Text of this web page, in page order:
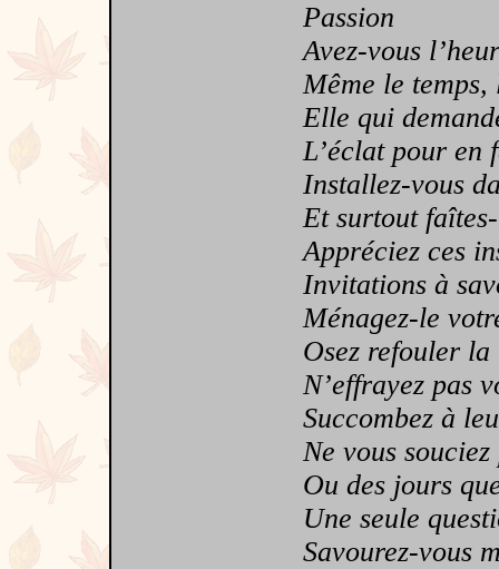
Passion
Avez-vous
Même le temps,
Elle qui
L’éclat pour en
Installez-vous
Et surtout faîtes-
Appréciez ces
Invitations à
Ménagez-le
Osez refouler la
N’effrayez pas
Succombez à
Ne vous souciez
Ou des jours
Une seule
Savourez-vous